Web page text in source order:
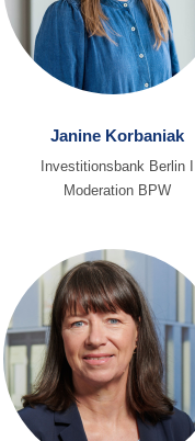
Janine Korbaniak
Investitionsbank Berlin I
Moderation BPW